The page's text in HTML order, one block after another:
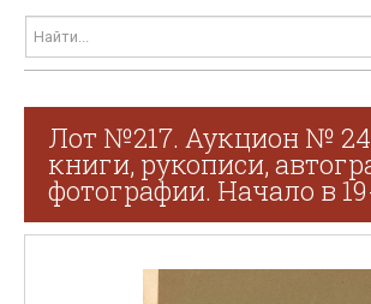
Лот №217. Аукцион №
книги, рукописи,
фотографии. Начало в